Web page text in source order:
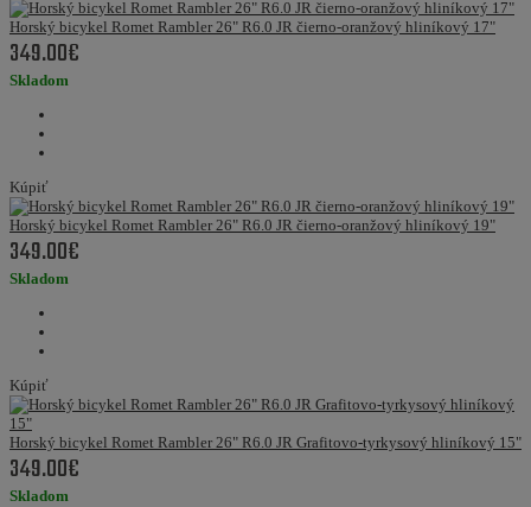
Horský bicykel Romet Rambler 26" R6.0 JR čierno-oranžový hliníkový 17"
349.00€
Skladom
Kúpiť
Horský bicykel Romet Rambler 26" R6.0 JR čierno-oranžový hliníkový 19"
349.00€
Skladom
Kúpiť
Horský bicykel Romet Rambler 26" R6.0 JR Grafitovo-tyrkysový hliníkový 15"
349.00€
Skladom